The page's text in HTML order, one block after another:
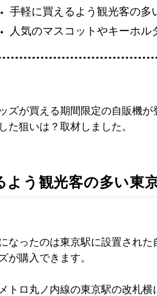
手軽に買えるよう観光客の多
人気のマスコットやキーホル
ズが買える期間限定の自販機が
た狙いは？取材しました。
よう観光客の多い東
なったのは東京駅に設置され
が購入できます。
トロ丸ノ内線の東京駅の改札